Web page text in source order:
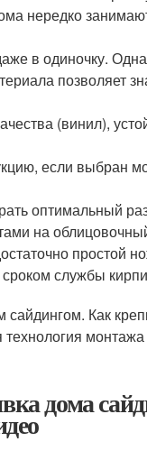
нередко
в одиночку.
позволяет
(винил),
если выбран
оптимальный
на
простой
службы
дома